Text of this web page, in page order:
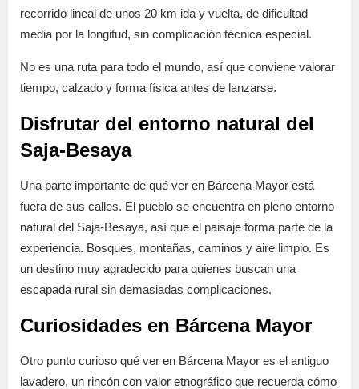
recorrido lineal de unos 20 km ida y vuelta, de dificultad
media por la longitud, sin complicación técnica especial.
No es una ruta para todo el mundo, así que conviene valorar
tiempo, calzado y forma física antes de lanzarse.
Disfrutar del entorno natural del
Saja-Besaya
Una parte importante de qué ver en Bárcena Mayor está
fuera de sus calles. El pueblo se encuentra en pleno entorno
natural del Saja-Besaya, así que el paisaje forma parte de la
experiencia. Bosques, montañas, caminos y aire limpio. Es
un destino muy agradecido para quienes buscan una
escapada rural sin demasiadas complicaciones.
Curiosidades en Bárcena Mayor
Otro punto curioso qué ver en Bárcena Mayor es el antiguo
lavadero, un rincón con valor etnográfico que recuerda cómo